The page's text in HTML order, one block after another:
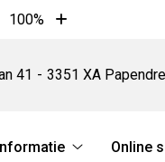
100%
Tekst
10%
41 3351 XA
Online